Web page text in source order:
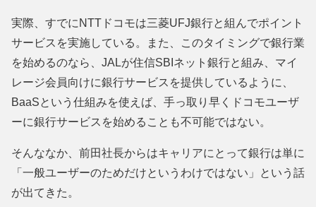
実際、すでにNTTドコモは三菱UFJ銀行と組んでポイント
サービスを実施している。また、このタイミングで銀行業
を始めるのなら、JALが住信SBIネット銀行と組み、マイ
レージ会員向けに銀行サービスを提供しているように、
BaaSという仕組みを使えば、手っ取り早くドコモユーザ
ーに銀行サービスを始めることも不可能ではない。
そんななか、前田社長からはキャリアにとって銀行は単に
「一般ユーザーのためだけというわけではない」という話
が出てきた。